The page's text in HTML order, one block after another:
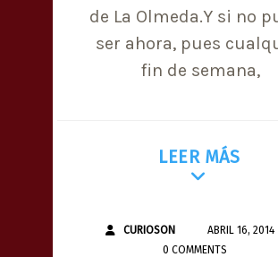
de La Olmeda.Y si no
ser ahora, pues
fin de semana,
LEER MÁS
CURIOSON
ABRIL 16, 2014
0 COMMENTS